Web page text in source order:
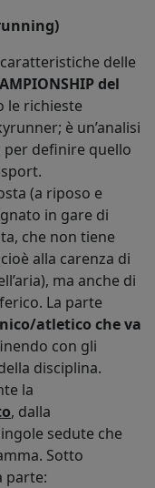
delle
del
le richieste
è un’analisi
per definire quello
(a riposo e
in gare di
che non tiene
alla carenza di
ma anche di
La parte
atletico che va
con gli
disciplina.
la
, dalla
sedute che
Sotto
parte: